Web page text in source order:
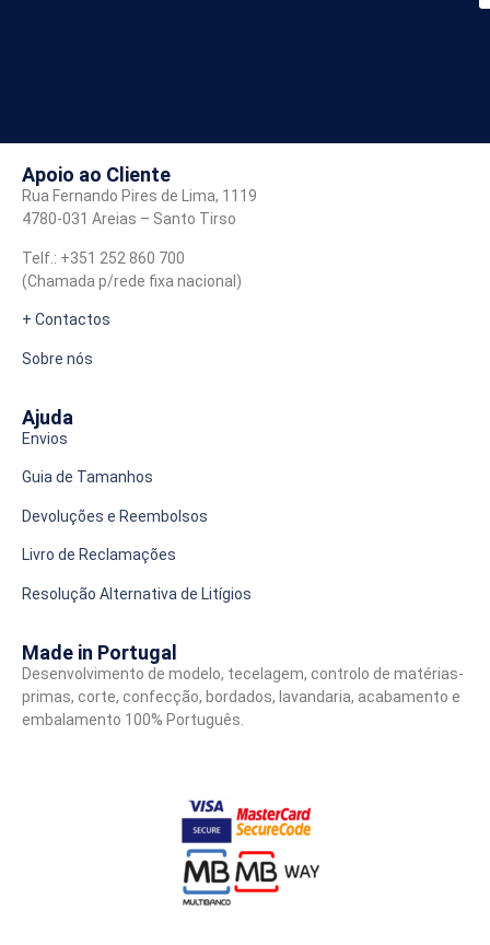
Apoio ao Cliente
Rua Fernando Pires de Lima, 1119
4780-031 Areias – Santo Tirso
Telf.: +351 252 860 700
(Chamada p/rede fixa nacional)
+ Contactos
Sobre nós
Ajuda
Envios
Guia de Tamanhos
Devoluções e Reembolsos
Livro de Reclamações
Resolução Alternativa de Litígios
Made in Portugal
Desenvolvimento de modelo, tecelagem, controlo de matérias-
primas, corte, confecção, bordados, lavandaria, acabamento e
embalamento 100% Português.